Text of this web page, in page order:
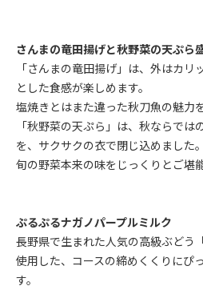
さんまの竜田揚げと秋野菜の天ぷら
「さんまの竜田揚げ」は、外はカ
とした食感が楽しめます。
塩焼きとはまた違った秋刀魚の魅力
「秋野菜の天ぷら」は、秋ならで
を、サクサクの衣で閉じ込めました。
旬の野菜本来の味をじっくりとご堪
ぷるぷるナガノパープルミルク
長野県で生まれた人気の高級ぶどう
使用した、コースの締めくくりにぴ
す。